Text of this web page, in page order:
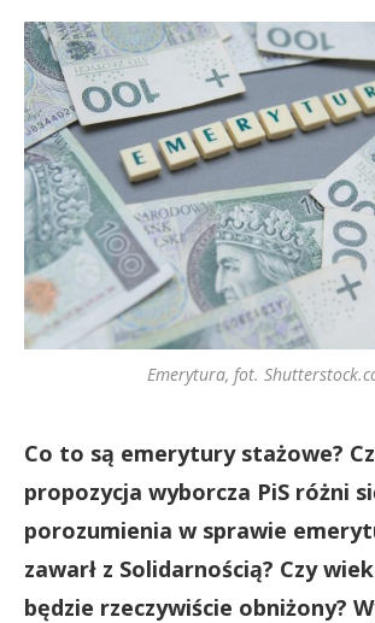
Emerytura, fot.
Co to są emerytury stażowe?
propozycja wyborcza PiS różni
porozumienia w sprawie
zawarł z Solidarnością? Czy
będzie rzeczywiście obniżony?